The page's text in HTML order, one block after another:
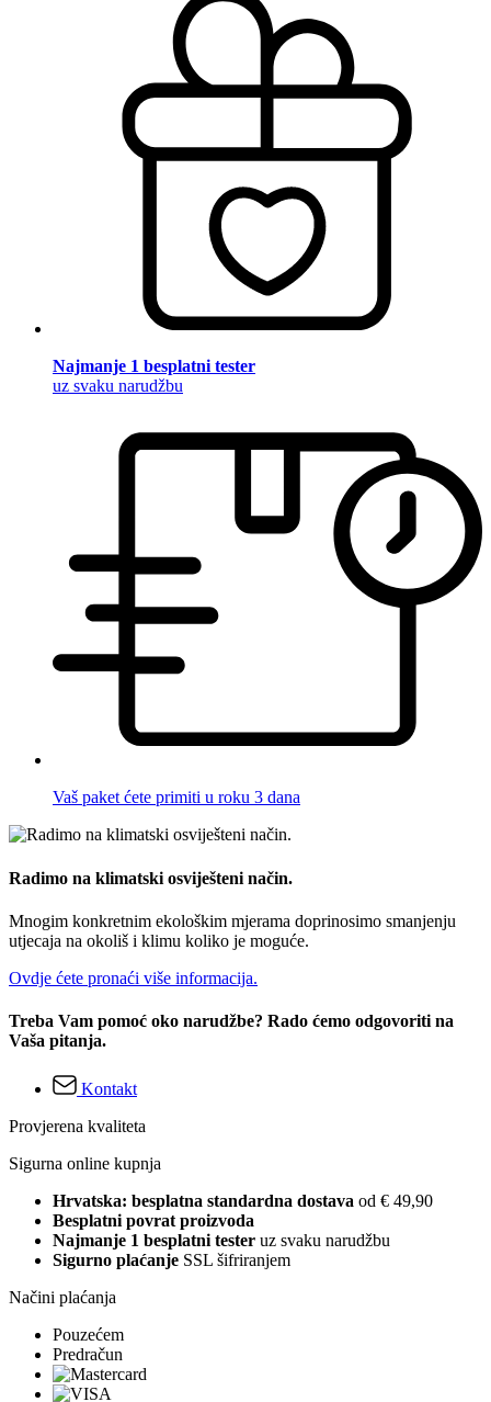
Najmanje 1 besplatni tester
uz svaku narudžbu
Vaš paket ćete primiti u roku 3 dana
Radimo na klimatski osviješteni način.
Mnogim konkretnim ekološkim mjerama doprinosimo smanjenju
utjecaja na okoliš i klimu koliko je moguće.
Ovdje ćete pronaći više informacija.
Treba Vam pomoć oko narudžbe? Rado ćemo odgovoriti na
Vaša pitanja.
Kontakt
Provjerena kvaliteta
Sigurna online kupnja
Hrvatska: besplatna standardna dostava od € 49,90
Besplatni povrat proizvoda
Najmanje 1 besplatni tester uz svaku narudžbu
Sigurno plaćanje SSL šifriranjem
Načini plaćanja
Pouzećem
Predračun